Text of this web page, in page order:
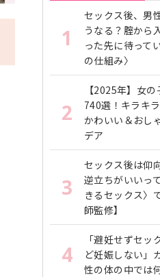
1
セックス後、男
うなる？腟から
った先に待って
の仕組み〉
2
【2025年】女
740選！キラキ
かわいい＆おし
デア
3
セックス後は仰
逆立ちがいいっ
きるセックス〉
師監修】
4
「避妊せずセ
ど妊娠しない」
性の体の中では